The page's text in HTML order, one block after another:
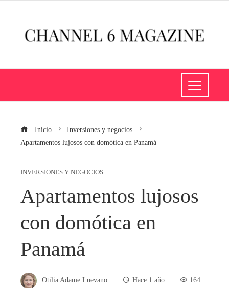
Inicio
Inversiones y negocios
Apartamentos lujosos con domótica en Panamá
INVERSIONES Y NEGOCIOS
Apartamentos lujosos
con domótica en
Panamá
Otilia Adame Luevano Hace 1 año 164